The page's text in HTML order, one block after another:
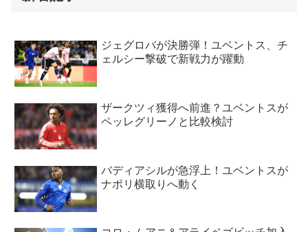
ジェグロバが決勝弾！ユベントス、チ
ェルシー撃破で新戦力が躍動
ザークツィ獲得へ前進？ユベントスが
ペッレグリーノと比較検討
バディアシルが急浮上！ユベントスが
ナポリ横取りへ動く